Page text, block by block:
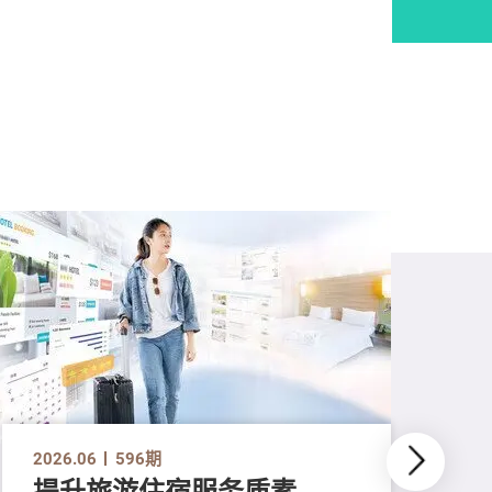
2026.06 596期